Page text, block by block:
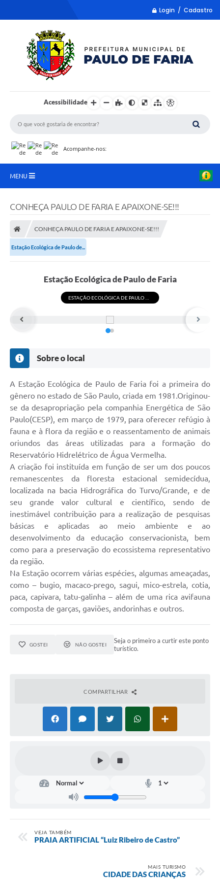
Login / Cadastro
Acessibilidade
Acompanhe-nos:
MENU
DIÁRIO OFICIAL DO MUNICÍPIO
ITR - TERRA NUA
A Nossa Cidade
Fundo Social de Solidariedade
Gestão Atual
Departamentos
Contas Públicas
Legislação
Editais
Links
Serviços Online
Telefones Úteis
Notícias
Enquete
CONHEÇA PAULO DE FARIA E APAIXONE-SE!!!
CONHEÇA PAULO DE FARIA E APAIXONE-SE!!!
Estação Ecológica de Paulo de...
Estação Ecológica de Paulo de Faria
Sobre o local
A Estação Ecológica de Paulo de Faria foi a primeira do
gênero no estado de São Paulo, criada em 1981.Originou-
se da desapropriação pela companhia Energética de São
Paulo(CESP), em março de 1979, para oferecer refúgio à
fauna e à flora da região e o reassentamento de animais
oriundos das áreas utilizadas para a formação do
Reservatório Hidrelétrico de Água Vermelha.
A criação foi instituída em função de ser um dos poucos
remanescentes da floresta estacional semidecídua,
localizada na bacia Hidrográfica do Turvo/Grande, e de
seu grande valor cultural e científico, sendo de
inestimável contribuição para a realização de pesquisas
básicas e aplicadas ao meio ambiente e ao
desenvolvimento da educação conservacionista, bem
como para a preservação do ecossistema representativo
da região.
Na Estação ocorrem várias espécies, algumas ameaçadas,
como – bugio, macaco-prego, sagui, mico-estrela, cotia,
paca, capivara, tatu-galinha – além de uma rica avifauna
composta de garças, gaviões, andorinhas e outros.
GOSTEI NÃO GOSTEI
Seja o primeiro a curtir este ponto
turístico.
COMPARTILHAR
VEJA TAMBÉM
PRAIA ARTIFICIAL “Luiz Ribeiro de Castro”
MAIS TURISMO
CIDADE DAS CRIANÇAS